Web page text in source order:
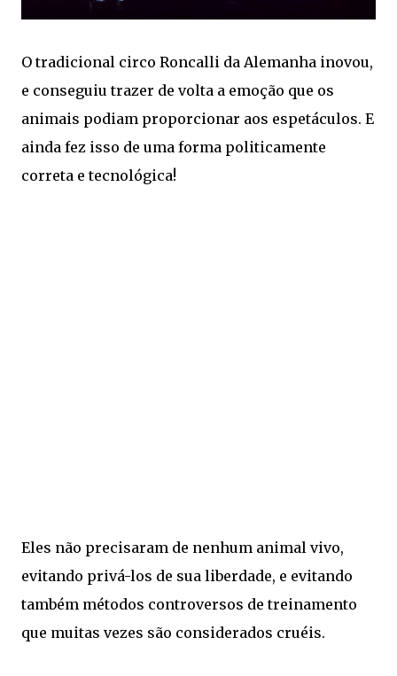
O tradicional circo Roncalli da Alemanha inovou,
e conseguiu trazer de volta a emoção que os
animais podiam proporcionar aos espetáculos. E
ainda fez isso de uma forma politicamente
correta e tecnológica!
Eles não precisaram de nenhum animal vivo,
evitando privá-los de sua liberdade, e evitando
também métodos controversos de treinamento
que muitas vezes são considerados cruéis.